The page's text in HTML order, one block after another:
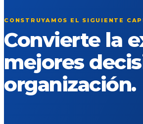
CONSTRUYAMOS EL SIGUIENTE
Convierte la
mejores
organización.